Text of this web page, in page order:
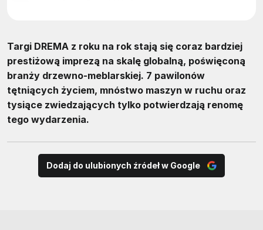
Targi DREMA z roku na rok stają się coraz bardziej
prestiżową imprezą na skalę globalną, poświęconą
branży drzewno-meblarskiej. 7 pawilonów
tętniących życiem, mnóstwo maszyn w ruchu oraz
tysiące zwiedzających tylko potwierdzają renomę
tego wydarzenia.
Dodaj do ulubionych źródeł w Google